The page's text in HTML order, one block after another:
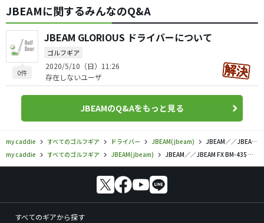
JBEAMに関するみんなのQ&A
0件
JBEAM GLORIOUS ドライバーについて
ゴルフギア
2020/5/10（日）11:26
存在しないユーザ
JBEAMのQ&Aをもっと見る
my caddie すべてのゴルフギア ドライバー JBEAM(jbeam)
JBEAM／／JBEAM FX BM-435 ドライバーの口コミ評価
my caddie
すべてのゴルフギア JBEAM(jbeam) JBEAM／／JBEAM FX BM-435 ドライバーの口コミ評価
すべてのギアから探す